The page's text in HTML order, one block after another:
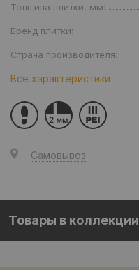
Толщина плитки, мм:
Бренд плитки:
Страна производителя:
Все характеристики
Самовывоз
Товары в коллекции